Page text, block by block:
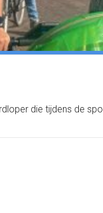
die tijdens de